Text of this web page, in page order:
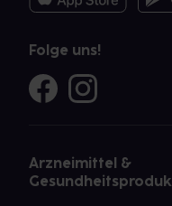
Folge uns!
Arzneimittel &